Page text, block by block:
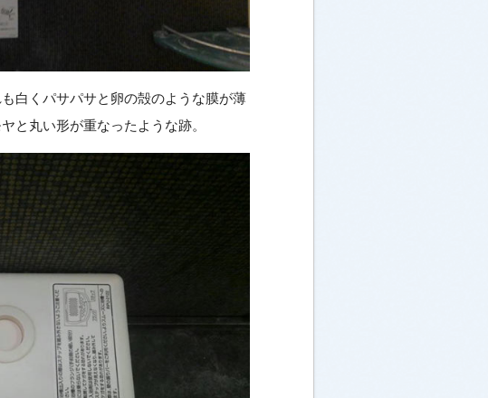
白くパサパサと卵の殻のような膜が薄
と丸い形が重なったような跡。